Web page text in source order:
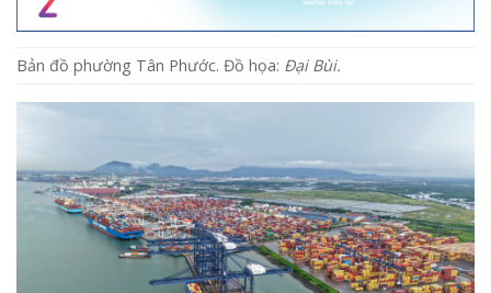
Bản đồ phường Tân Phước. Đồ họa: Đại Bùi.